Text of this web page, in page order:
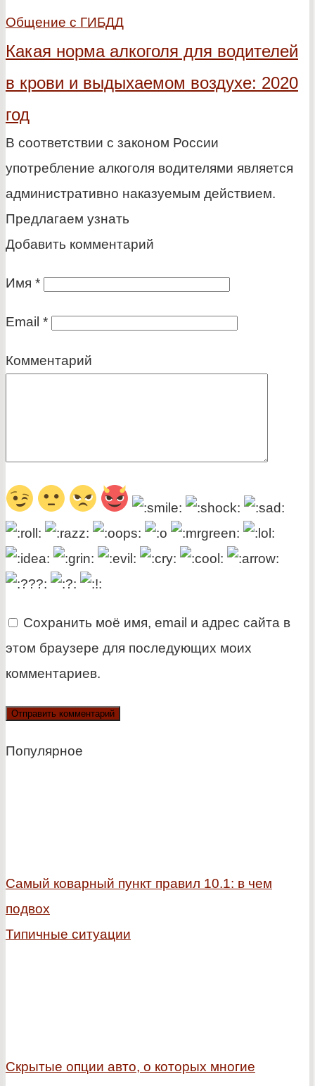
Общение с ГИБДД
Какая норма алкоголя для водителей
в крови и выдыхаемом воздухе: 2020
год
В соответствии с законом России
употребление алкоголя водителями является
административно наказуемым действием.
Предлагаем узнать
Добавить комментарий
Имя *
Email *
Комментарий
Сохранить моё имя, email и адрес сайта в
этом браузере для последующих моих
комментариев.
Популярное
Самый коварный пункт правил 10.1: в чем
подвох
Типичные ситуации
Скрытые опции авто, о которых многие